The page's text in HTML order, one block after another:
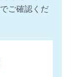
わせを頂きま
せを頂きま
ご確認くだ